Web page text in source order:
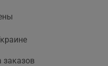
заказов